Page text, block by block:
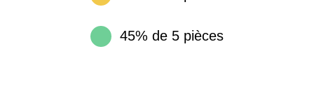
45% de 5 pièces